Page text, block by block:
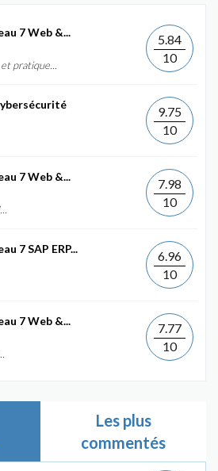
7 Web &...
pratique...
5.84
10
9.75
10
7 Web &...
7.98
10
7 SAP ERP...
6.96
10
7 Web &...
7.77
10
Les plus
commentés